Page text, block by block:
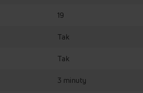
19
Tak
Tak
3 minuty